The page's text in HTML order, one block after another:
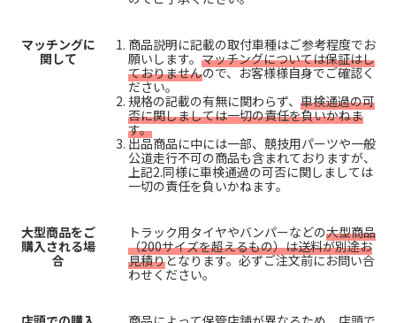
マッチングに
関して
商品説明に記載の取付車種はご参考程度でお
願いします。 マッチングについては保証はし
ておりませんので、お客様様自身でご確認く
ださい。
規格の記載の有無に関わらず、 車検通過の可
否に関しましては一切の責任を負いかねま
す。
出品商品に中には一部、競技用パーツや一般
公道走行不可の商品も含まれておりますが、
上記2.同様に車検通過の可否に関しましては
一切の責任を負いかねます。
大型商品をご
購入される場
合
トラック用タイヤやバンパーなどの大型商品
（200サイズを超えるもの）は送料が別途お
見積りとなります。必ずご注文前にお問い合
わせください。